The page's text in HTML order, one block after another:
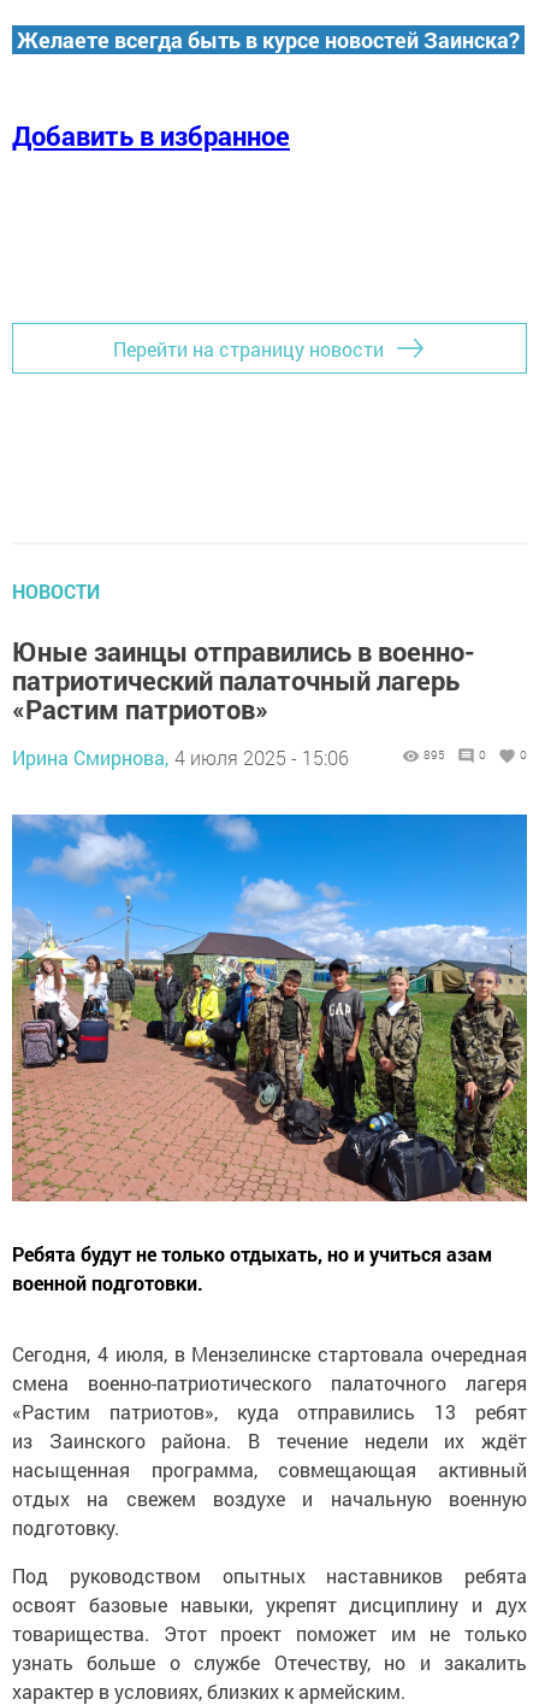
Желаете всегда быть в курсе новостей Заинска?
Добавить в избранное
Перейти на страницу новости
НОВОСТИ
Юные заинцы отправились в военно-
патриотический палаточный лагерь
«Растим патриотов»
Ирина Смирнова, 4 июля 2025 - 15:06 895 0 0
Ребята будут не только отдыхать, но и учиться азам
военной подготовки.
Сегодня, 4 июля, в Мензелинске стартовала очередная
смена военно-патриотического палаточного лагеря
«Растим патриотов», куда отправились 13 ребят
из Заинского района. В течение недели их ждёт
насыщенная программа, совмещающая активный
отдых на свежем воздухе и начальную военную
подготовку.
Под руководством опытных наставников ребята
освоят базовые навыки, укрепят дисциплину и дух
товарищества. Этот проект поможет им не только
узнать больше о службе Отечеству, но и закалить
характер в условиях, близких к армейским.